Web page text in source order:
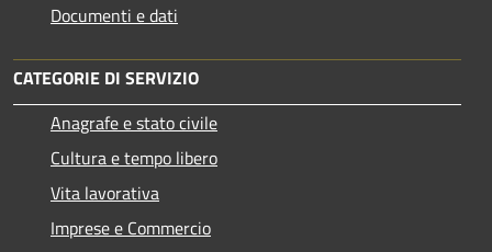
Documenti e dati
CATEGORIE DI SERVIZIO
Anagrafe e stato civile
Cultura e tempo libero
Vita lavorativa
Imprese e Commercio